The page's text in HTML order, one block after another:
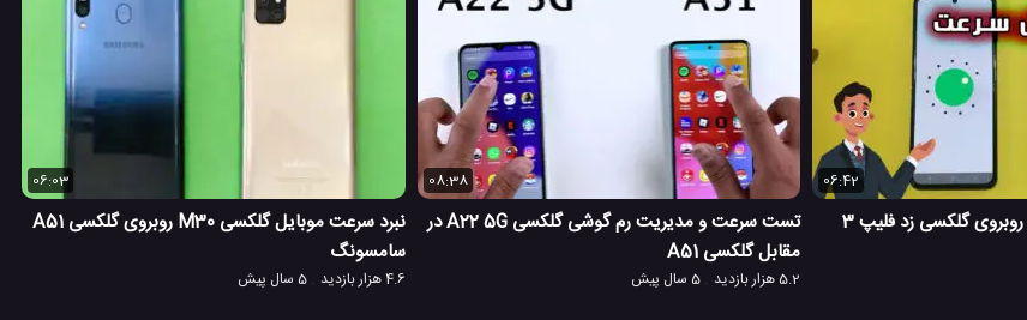
06:42
نبرد سرعت گلکسی A51 روبروی گلکسی زد فلیپ 3
08:38
تست سرعت و مدیریت رم گوشی گلکسی A22 5G در
مقابل گلکسی A51
5.2 هزار بازدید 5 سال پیش
06:03
نبرد سرعت موبایل گلکسی M30 روبروی گلکسی A51
سامسونگ
4.6 هزار بازدید 5 سال پیش